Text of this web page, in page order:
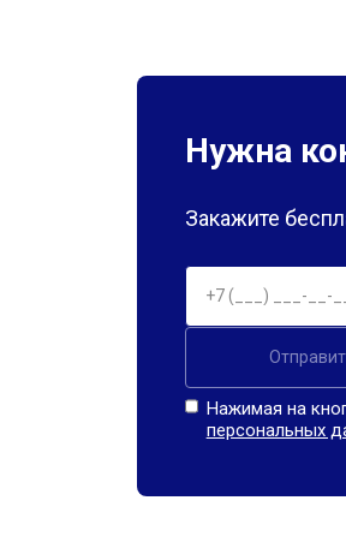
Нужна
Закажите
Нажимая на
персональных